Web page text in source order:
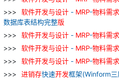
软件开发与设计 - MRP-物料需求
数据库表结构完整版
软件开发与设计 - MRP-物料需求
软件开发与设计 - MRP-物料需求
软件开发与设计 - MRP-物料需求
进销存快速开发框架(Winform三